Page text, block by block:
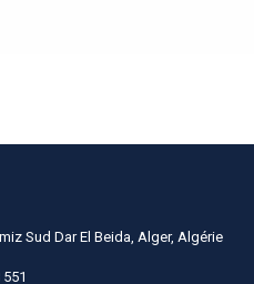
Sud Dar El Beida, Alger, Algérie